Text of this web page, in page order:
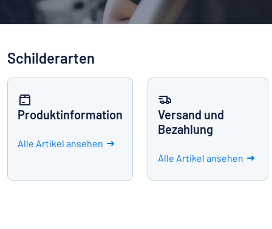
Alle Kategorien anzeigen
Einloggen
Kundenservice
Privat / Firma
Schilderarten
Produktinformation
Alle Artikel ansehen
Versand und
Bezahlung
Alle Artikel ansehen